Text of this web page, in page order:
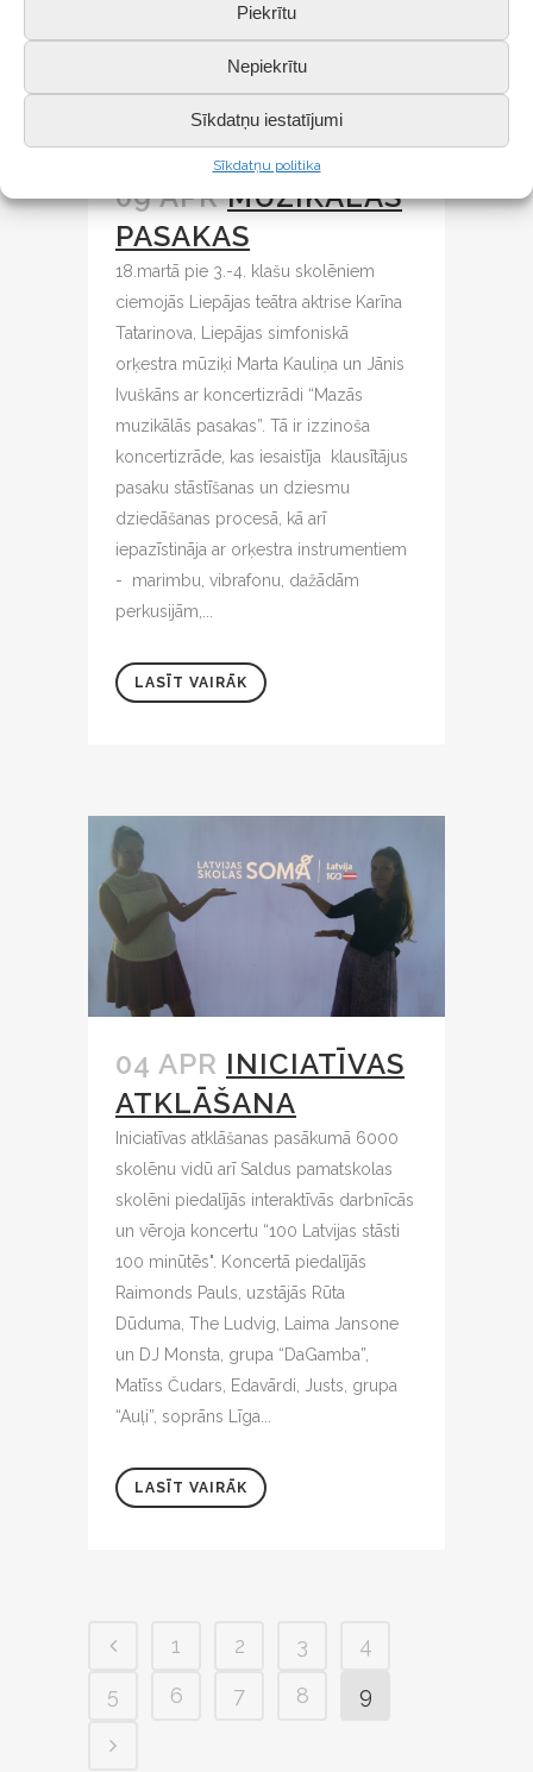
Piekrītu
Nepiekrītu
Sīkdatņu iestatījumi
Sīkdatņu politika
09 APR MUZIKĀLĀS
PASAKAS
18.martā pie 3.-4. klašu skolēniem
ciemojās Liepājas teātra aktrise Karīna
Tatarinova, Liepājas simfoniskā
orķestra mūziķi Marta Kauliņa un Jānis
Ivuškāns ar koncertizrādi “Mazās
muzikālās pasakas”. Tā ir izzinoša
koncertizrāde, kas iesaistīja klausītājus
pasaku stāstīšanas un dziesmu
dziedāšanas procesā, kā arī
iepazīstināja ar orķestra instrumentiem
- marimbu, vibrafonu, dažādām
perkusijām,...
LASĪT VAIRĀK
04 APR INICIATĪVAS
ATKLĀŠANA
Iniciatīvas atklāšanas pasākumā 6000
skolēnu vidū arī Saldus pamatskolas
skolēni piedalījās interaktīvās darbnīcās
un vēroja koncertu “100 Latvijas stāsti
100 minūtēs". Koncertā piedalījās
Raimonds Pauls, uzstājās Rūta
Dūduma, The Ludvig, Laima Jansone
un DJ Monsta, grupa “DaGamba”,
Matīss Čudars, Edavārdi, Justs, grupa
“Auļi”, soprāns Līga...
LASĪT VAIRĀK
1 2 3
4
5
6 7 8 9